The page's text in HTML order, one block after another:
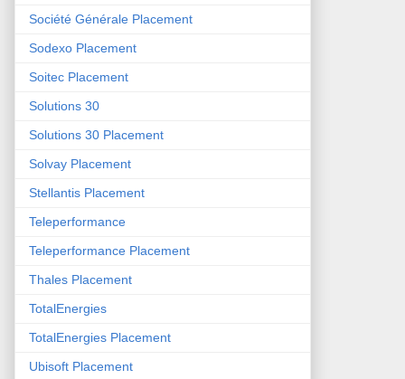
Société Générale Placement
Sodexo Placement
Soitec Placement
Solutions 30
Solutions 30 Placement
Solvay Placement
Stellantis Placement
Teleperformance
Teleperformance Placement
Thales Placement
TotalEnergies
TotalEnergies Placement
Ubisoft Placement